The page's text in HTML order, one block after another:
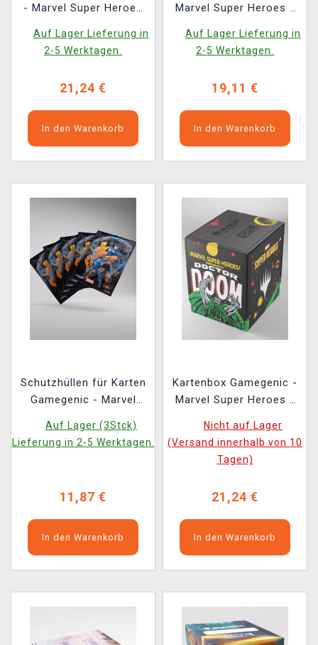
- Marvel Super Heroes
Super Heroes
Auf Lager Lieferung in
2-5 Werktagen.
21,24 €
In den Warenkorb
Marvel Super Heroes -
Auf Lager Lieferung in
2-5 Werktagen.
19,11 €
In den Warenkorb
Schutzhüllen für Karten
Gamegenic - Marvel
Premium Double
Sleeving The Fantastic
Auf Lager (3Stck)
Lieferung in 2-5 Werktagen.
11,87 €
In den Warenkorb
Kartenbox Gamegenic -
Marvel Super Heroes -
Convertible Doctor
Doom
Nicht auf Lager
(Versand innerhalb von 10
Tagen)
21,24 €
In den Warenkorb